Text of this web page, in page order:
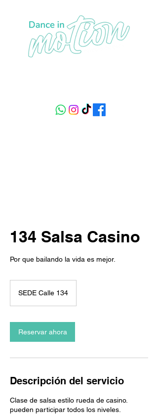
134 Salsa Casino
Por que bailando la vida es mejor.
SEDE Calle 134
Reservar ahora
Descripción del servicio
Clase de salsa estilo rueda de casino.
pueden participar todos los niveles.